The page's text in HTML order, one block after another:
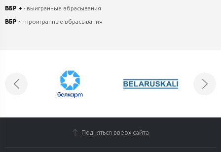
ВБР + - выигранные вбрасывания
ВБР - - проигранные вбрасывания
Подняться вверх сайта